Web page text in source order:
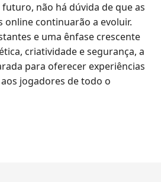
não há dúvida de que as
online continuarão a evoluir.
e uma ênfase crescente
criatividade e segurança, a
para oferecer experiências
jogadores de todo o